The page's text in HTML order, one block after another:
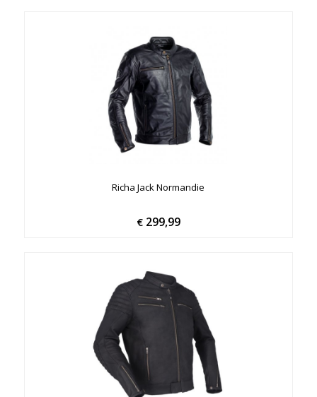
Richa Jack Normandie
€299,99